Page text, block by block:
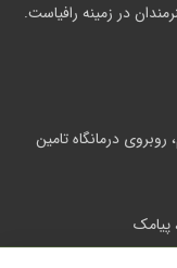
در زمینه رافیاست.
روبروی درمانگاه تامین